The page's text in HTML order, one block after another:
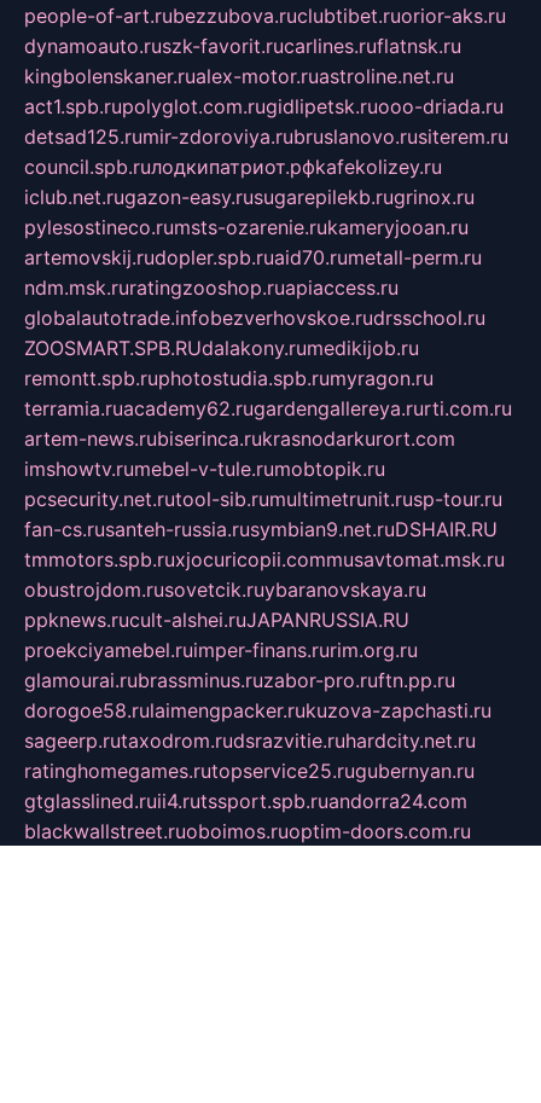
people-of-art.rubezzubova.ruclubtibet.ruorior-aks.ru
dynamoauto.ruszk-favorit.rucarlines.ruflatnsk.ru
kingbolenskaner.rualex-motor.ruastroline.net.ru
act1.spb.rupolyglot.com.rugidlipetsk.ruooo-driada.ru
detsad125.rumir-zdoroviya.rubruslanovo.rusiterem.ru
council.spb.ruлодкипатриот.рфkafekolizey.ru
iclub.net.rugazon-easy.rusugarepilekb.rugrinox.ru
pylesostineco.rumsts-ozarenie.rukameryjooan.ru
artemovskij.rudopler.spb.ruaid70.rumetall-perm.ru
ndm.msk.ruratingzooshop.ruapiaccess.ru
globalautotrade.infobezverhovskoe.rudrsschool.ru
ZOOSMART.SPB.RUdalakony.rumedikijob.ru
remontt.spb.ruphotostudia.spb.rumyragon.ru
terramia.ruacademy62.rugardengallereya.rurti.com.ru
artem-news.rubiserinca.rukrasnodarkurort.com
imshowtv.rumebel-v-tule.rumobtopik.ru
pcsecurity.net.rutool-sib.rumultimetrunit.rusp-tour.ru
fan-cs.rusanteh-russia.rusymbian9.net.ruDSHAIR.RU
tmmotors.spb.ruxjocuricopii.commusavtomat.msk.ru
obustrojdom.rusovetcik.ruybaranovskaya.ru
ppknews.rucult-alshei.ruJAPANRUSSIA.RU
proekciyamebel.ruimper-finans.rurim.org.ru
glamourai.rubrassminus.ruzabor-pro.ruftn.pp.ru
dorogoe58.rulaimengpacker.rukuzova-zapchasti.ru
sageerp.rutaxodrom.rudsrazvitie.ruhardcity.net.ru
ratinghomegames.rutopservice25.rugubernyan.ru
gtglasslined.ruii4.rutssport.spb.ruandorra24.com
blackwallstreet.ruoboimos.ruoptim-doors.com.ru